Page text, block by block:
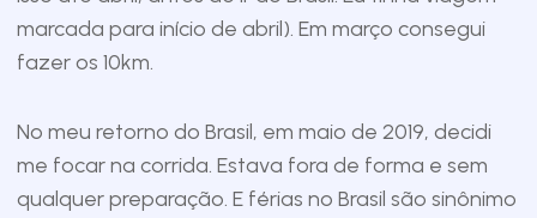
marcada para início de abril). Em março consegui
fazer os 10km.
No meu retorno do Brasil, em maio de 2019, decidi
me focar na corrida. Estava fora de forma e sem
qualquer preparação. E férias no Brasil são sinônimo